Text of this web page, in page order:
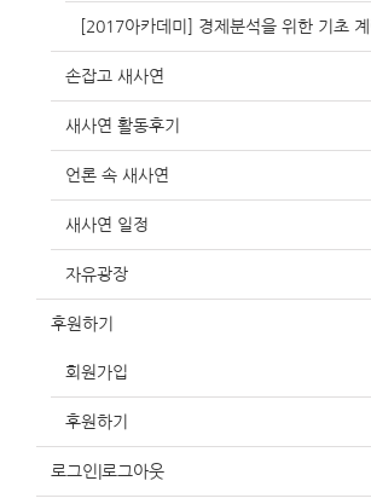
[2017아카데미] 경제분석을 위한 기초
손잡고 새사연
새사연 활동후기
언론 속 새사연
새사연 일정
자유광장
후원하기
회원가입
후원하기
로그인|로그아웃